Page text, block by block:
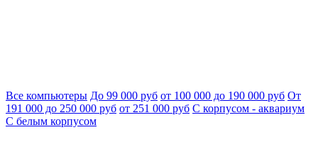
Все компьютеры До 99 000 руб от 100 000 до 190 000 руб От
191 000 до 250 000 руб от 251 000 руб С корпусом - аквариум
С белым корпусом